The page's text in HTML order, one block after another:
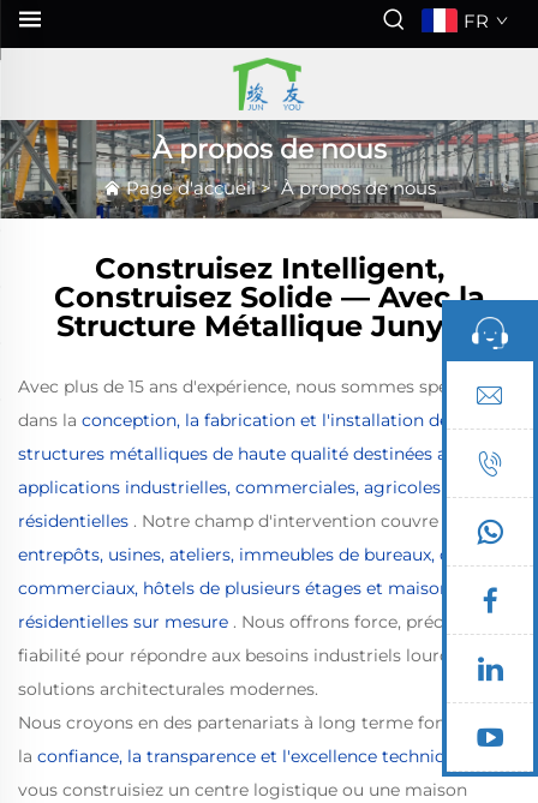
FR
À propos de nous
Page d'accueil>À propos de nous
Construisez Intelligent,
Construisez Solide — Avec la
Structure Métallique Junyou
Avec plus de 15 ans d'expérience, nous sommes spécialisés
dans la conception, la fabrication et l'installation de
structures métalliques de haute qualité destinées aux
applications industrielles, commerciales, agricoles et
résidentielles . Notre champ d'intervention couvre les w
entrepôts, usines, ateliers, immeubles de bureaux, centres
commerciaux, hôtels de plusieurs étages et maisons
résidentielles sur mesure . Nous offrons force, précision et
fiabilité pour répondre aux besoins industriels lourds ou aux
solutions architecturales modernes.
Nous croyons en des partenariats à long terme fondés sur
la confiance, la transparence et l'excellence technique
vous construisiez un centre logistique ou une maison